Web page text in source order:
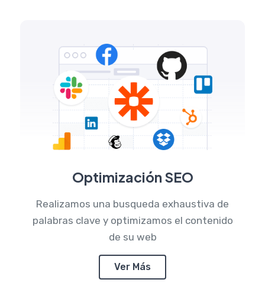
Optimización SEO
Realizamos una busqueda exhaustiva de
palabras clave y optimizamos el contenido
de su web
Ver Más